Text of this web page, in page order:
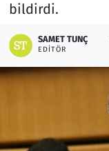
bildirdi.
SAMET TUNÇ
EDITÖR
Otomobil
Oyun